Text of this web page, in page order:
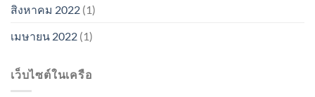
สิงหาคม 2022 (1)
เมษายน 2022 (1)
เว็บไซต์ในเครือ